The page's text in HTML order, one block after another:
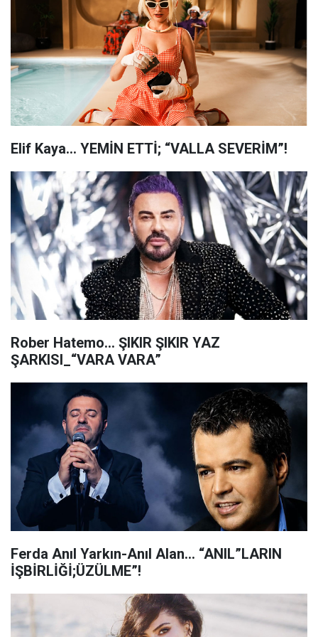
Elif Kaya… YEMİN ETTİ; “VALLA SEVERİM”!
Rober Hatemo… ŞIKIR ŞIKIR YAZ
ŞARKISI_“VARA VARA”
Ferda Anıl Yarkın-Anıl Alan… “ANIL”LARIN
İŞBİRLİĞİ;ÜZÜLME”!